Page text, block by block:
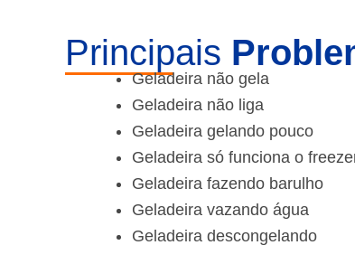
Principais
Geladeira não gela
Geladeira não liga
Geladeira gelando pouco
Geladeira só funciona o
Geladeira fazendo barulho
Geladeira vazando água
Geladeira descongelando